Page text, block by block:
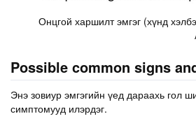
Онцгой харшилт эмгэг (хүнд
Possible common signs
Энэ зовиур эмгэгийн үед дараахь гол
симптомууд илэрдэг.